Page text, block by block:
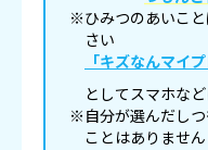
※ひみつのあいこ
さい
「キズなんマイ
としてスマホな
※自分が選んだし
ことはありません